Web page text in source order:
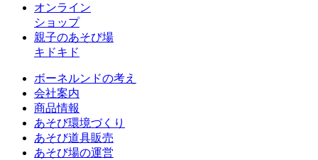
オンライン
ショップ
親子のあそび場
キドキド
ボーネルンドの考え
会社案内
商品情報
あそび環境づくり
あそび道具販売
あそび場の運営